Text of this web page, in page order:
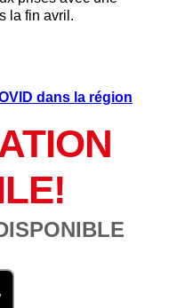
la fin avril.
dans la région